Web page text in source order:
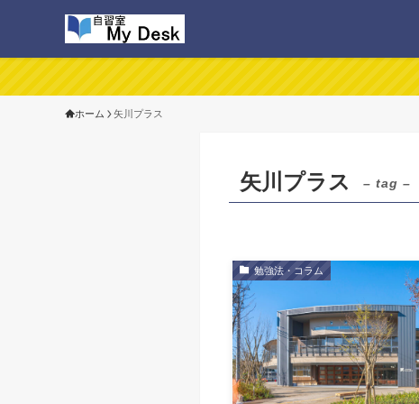
ホーム 矢川プラス
矢川プラス – tag –
勉強法・コラム